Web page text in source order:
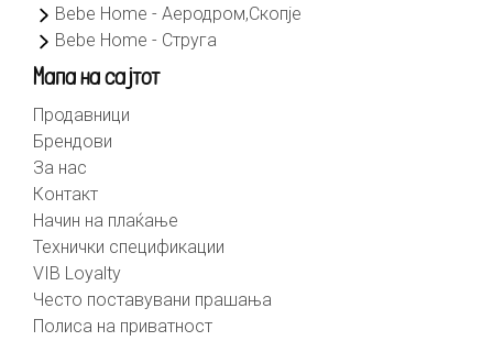
Bebe Home - Аеродром,Скопје
Bebe Home - Струга
Мапа на сајтот
Продавници
Брендови
За нас
Контакт
Начин на плаќање
Технички спецификации
VIB Loyalty
Често поставувани прашања
Полиса на приватност